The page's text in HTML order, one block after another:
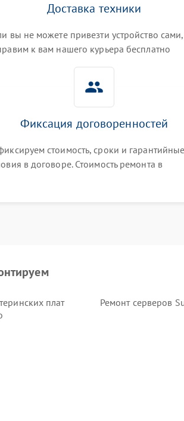
Доставка техники
вы не можете привезти устройство
к вам нашего курьера бесплатно
Фиксация договоренностей
стоимость, сроки и гарантийные
в договоре. Стоимость ремонта в
плат
Ремонт серверов